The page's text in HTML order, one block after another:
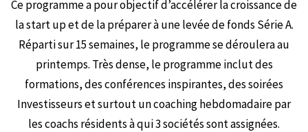
Ce programme a pour objectif d’accélérer la croissance de
la start up et de la préparer à une levée de fonds Série A.
Réparti sur 15 semaines, le programme se déroulera au
printemps. Très dense, le programme inclut des
formations, des conférences inspirantes, des soirées
Investisseurs et surtout un coaching hebdomadaire par
les coachs résidents à qui 3 sociétés sont assignées.